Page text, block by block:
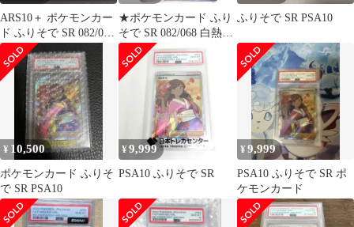
ARS10＋ ポケモンカー
ド ふりそで SR 082/068
鑑定書付き
★ポケモンカード ふり
そで SR 082/068 白熱の
アルカナ ポケカ 中古
★007804
ふりそで SR PSA10
¥ 10,500
ポケモンカード ふりそ
で SR PSA10
¥9,999
PSA10 ふりそで SR
¥9,999
PSA10 ふりそで SR ポ
ケモンカード